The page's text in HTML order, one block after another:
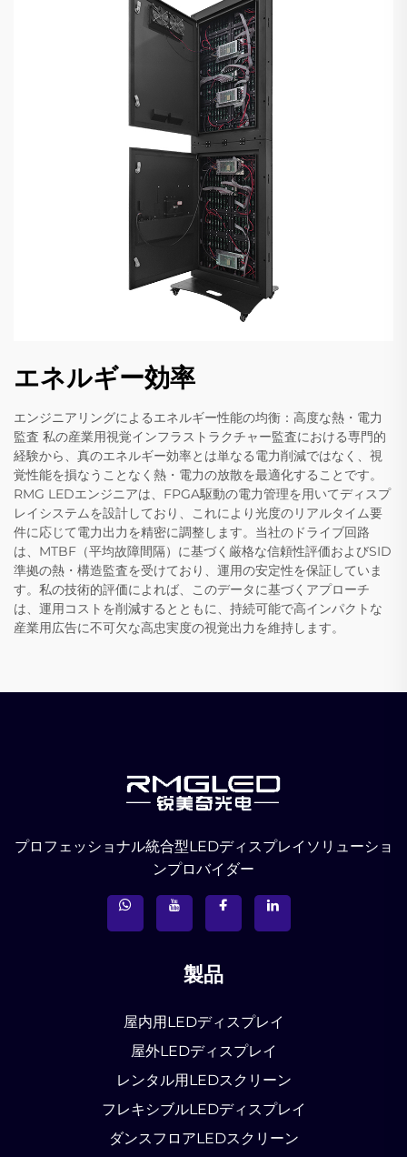
エネルギー効率
エンジニアリングによるエネルギー性能の均衡：高度な熱・電力
監査 私の産業用視覚インフラストラクチャー監査における専門的
経験から、真のエネルギー効率とは単なる電力削減ではなく、視
覚性能を損なうことなく熱・電力の放散を最適化することです。
RMG LEDエンジニアは、FPGA駆動の電力管理を用いてディスプ
レイシステムを設計しており、これにより光度のリアルタイム要
件に応じて電力出力を精密に調整します。当社のドライブ回路
は、MTBF（平均故障間隔）に基づく厳格な信頼性評価およびSID
準拠の熱・構造監査を受けており、運用の安定性を保証していま
す。私の技術的評価によれば、このデータに基づくアプローチ
は、運用コストを削減するとともに、持続可能で高インパクトな
産業用広告に不可欠な高忠実度の視覚出力を維持します。
プロフェッショナル統合型LEDディスプレイソリューショ
ンプロバイダー
製品
屋内用LEDディスプレイ
屋外LEDディスプレイ
レンタル用LEDスクリーン
フレキシブルLEDディスプレイ
ダンスフロアLEDスクリーン